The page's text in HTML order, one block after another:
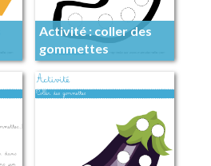
Activité : coller des
gommettes